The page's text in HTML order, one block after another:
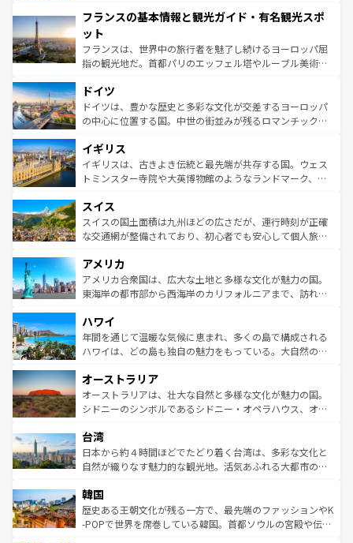
ませてくれるイタリアで、忘れられない旅をしてみよう！
なお、新着のイタリア情報は
しい。
文化が根付くこの国では、情熱的なフラメンコ、熱気あふ
れる闘牛、そして美味しいタパスが生活の一部となってい
る。首都マドリードの洗練された雰囲気や、バルセロナの
アートに溢れた街角から、地方では古代ローマ遺跡や中世
せる。地方によって風土や気候が異なるスペインはその個
性で訪れる人を魅了する。 なお、新着のスペイン情報は コ
ンテンツ一覧を参照してほしい。
フランスの基本情報と観光ガイド・有名観光スポ
ット
フランスは、世界中の旅行者を魅了し続けるヨーロッパ屈
指の観光地だ。首都パリのエッフェル塔やルーブル美術館
で、幅広い魅力が詰まっている。華麗な宮殿、歴史的な大
聖堂、美しいビーチ、そして豊かな自然が、訪れる者を心
から魅了する。また、フランスは美食の国としても知ら
いる。シャンパンの発祥地であるランス、プロヴァンスの
香り高いラベンダー畑など、多彩な楽しみ方が可能だ。さ
らに、パリ以外の地域にも魅力が溢れており、どの街角に
れる地方に足を運ぶとそれぞれで全く異なる文化を体験で
きるだろう。 なお、新着のフランス情報はコンテンツ一覧
を参照してほしい。
ドイツ
ドイツは、豊かな歴史と多彩な文化が交差するヨーロッパ
の中心に位置する国。中世の街並みが残るロマンチック街
顔を持つこの国は、どこを歩いても飽きることがない。ベ
ルリンの文化的活気、バイエルン州のアルプスの絶景、そ
してライン川沿いのワイン畑といった風景は必見。ビール
は、お酒好きな人にはぜひ体験してほしい。 なお、新着の
ドイツ情報はコンテンツ一覧を参照してほしい。
イギリス
イギリスは、古きよき伝統と最先端が共存する国。ウェス
トミンスター寺院や大英博物館のようなランドマーク、歴
リアごとに異なる魅力がある。また、優雅なアフタヌーン
ティー、ビール好きにはたまらない英国パブ、サッカー観
戦など、本場だからこそできる体験も豊富。イギリスを旅
ンツ一覧を参照してほしい。
スイス
スイスの国土面積は九州ほどの広さだが、運行時刻が正確
な交通網が整備されており、初心者でも安心して個人旅行
の建物がそのまま残る町や、スイスならではのユニークな
博物館もあり、アルプス観光だけでなく町歩きも満喫する
ことができる。国民の所得が高いため物価も高いが、旅行
ば市内交通費無料で観光を楽しむこともできる。 なお、新
着のスイス情報はコンテンツ一覧 を参照してほしい。
アメリカ
アメリカ合衆国は、広大な土地と多様な文化が魅力の国。
東海岸の都市部から西海岸のカリフォルニアまで、訪れる
のような巨大都市は、観光、ショッピング、エンターテイ
ンメントが詰まった刺激的なスポットだ。一方、アメリカ
西部には大自然が広がり、グランドキャニオンやイエロー
部のニューオーリンズでは、音楽と美食が融合した独特の
文化が魅力。旅行者はアメリカの各地域で異なる魅力を楽
しみながら、その多様性と豊かな歴史を感じることができ
ならではの贅沢な旅のスタイルだ。 なお、新着のアメリカ
情報はコンテンツ一覧を参照してほしい。
ハワイ
年間を通じて温暖な気候に恵まれ、多くの島で構成される
ハワイは、どの島も独自の魅力をもっている。大自然の神
ワイ島は見逃せない。また、定番の観光地といえばオアフ
島だが、静かな自然を求めるならマウイ島やカウアイ島が
おすすめ。エメラルドグリーンに輝く海をはじめ、豊かな
れるおもてなしの心で訪れる人々を迎えてくれるハワイの
人々、おいしいローカルフードやハワイアンミュージッ
ク、伝統的なフラダンスなど、すべてがハワイの魅力を彩
ワイを、存分に味わってほしい。 なお、新着のハワイ情報
はコンテンツ一覧を参照してほしい。
オーストラリア
オーストラリアは、壮大な自然と多様な文化が魅力の国。
シドニーのシンボルであるシドニー・オペラハウス、オー
リアリーフや大陸中央部にそびえるウルル（エアーズロッ
ク）、タスマニアの美しい原生林やケアンズの熱帯雨林な
ど、見どころがたくさん。また、カフェやワイン、オージ
いる。アクティビティも充実しており、サーフィンやダイ
ビング、ハイキングなど、アウトドア好きにはたまらな
い。オーストラリアの多彩な魅力を存分に味わいつくそ
台湾
日本から約４時間ほどでたどり着く台湾は、多彩な文化と
自然が織りなす魅力的な観光地。活気あふれる大都市の台
ン）、静ひつな山岳地帯である台湾東部など、都市の喧騒
と山間の静けさが共存しており、訪れる人に新しい発見と
驚きをもたらしてくれる。また、奥深い台湾の食文化も魅
韓国
歴史ある王朝文化が残る一方で、最先端のファッションやK
-POPで世界を席巻している韓国。首都ソウルの宮殿や伝統